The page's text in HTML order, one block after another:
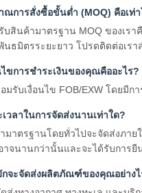
ณการสั่งซื้อขั้นต่ำ (MOQ) คือเท่า
บสินค้ามาตรฐาน MOQ ของเร
นธมิตรระยะยาว โปรดติดต่อเรา
ไขการชำระเงินของคุณคืออะไร?
อมรับเงื่อนไข FOB/EXW โดยมีก
เวลาในการจัดส่งนานเท่าใด?
มาตรฐานโดยทั่วไปจะจัดส่งภา
าจนานกว่านั้นและจะได้รับการยื
จะจัดส่งผลิตภัณฑ์ของคุณอย่างไ